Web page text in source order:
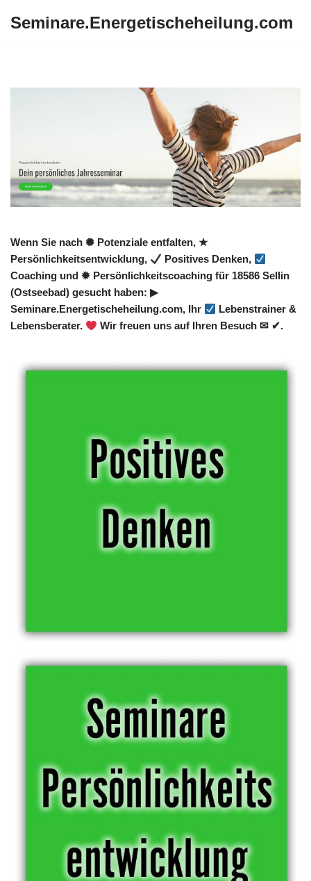
Seminare.Energetischeheilung.com
Wenn Sie nach ✺ Potenziale entfalten, ★
Persönlichkeitsentwicklung,
Positives Denken,
Coaching und ✹ Persönlichkeitscoaching für 18586 Sellin
(Ostseebad) gesucht haben: ▶︎
Seminare.Energetischeheilung.com, Ihr
Lebenstrainer &
Lebensberater.
Wir freuen uns auf Ihren Besuch ✉ ✔.